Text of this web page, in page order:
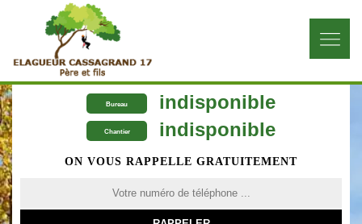
Bureau indisponible
Chantier indisponible
ON VOUS RAPPELLE GRATUITEMENT